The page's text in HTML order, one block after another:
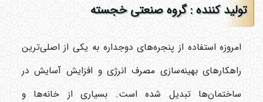
تولید کننده : گروه صنعتی خجسته
امروزه استفاده از پنجره‌های دوجداره به یکی از اصلی‌ترین
راهکارهای بهینه‌سازی مصرف انرژی و افزایش آسایش در
ساختمان‌ها تبدیل شده است. بسیاری از خانه‌ها و